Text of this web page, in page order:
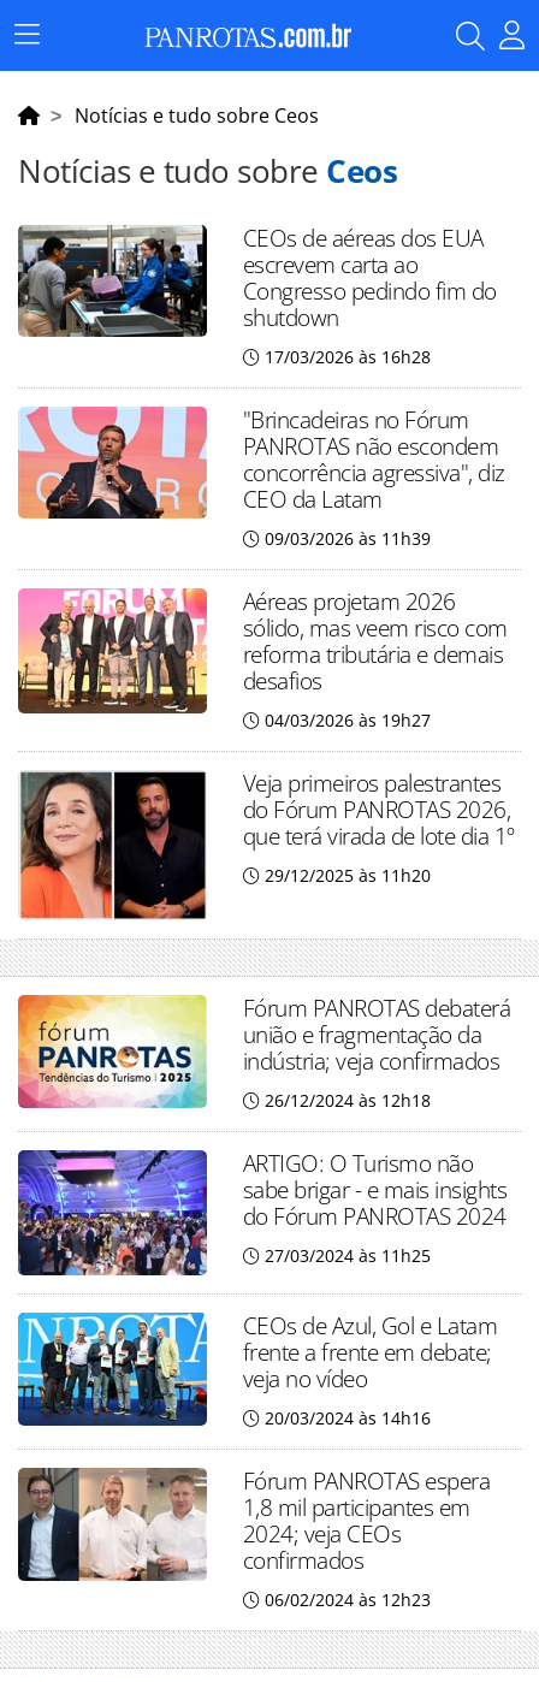
Menu
Principal
Notícias e tudo sobre Ceos
Notícias e tudo sobre Ceos
CEOs de aéreas dos EUA
escrevem carta ao
Congresso pedindo fim do
shutdown
17/03/2026 às 16h28
"Brincadeiras no Fórum
PANROTAS não escondem
concorrência agressiva", diz
CEO da Latam
09/03/2026 às 11h39
Aéreas projetam 2026
sólido, mas veem risco com
reforma tributária e demais
desafios
04/03/2026 às 19h27
Veja primeiros palestrantes
do Fórum PANROTAS 2026,
que terá virada de lote dia 1º
29/12/2025 às 11h20
Fórum PANROTAS debaterá
união e fragmentação da
indústria; veja confirmados
26/12/2024 às 12h18
ARTIGO: O Turismo não
sabe brigar - e mais insights
do Fórum PANROTAS 2024
27/03/2024 às 11h25
CEOs de Azul, Gol e Latam
frente a frente em debate;
veja no vídeo
20/03/2024 às 14h16
Fórum PANROTAS espera
1,8 mil participantes em
2024; veja CEOs
confirmados
06/02/2024 às 12h23